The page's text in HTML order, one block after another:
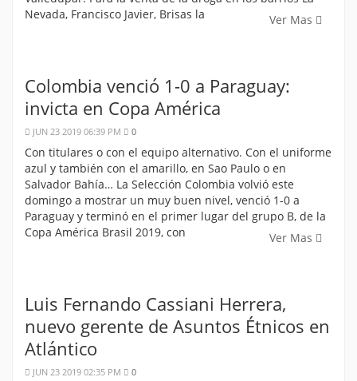
Nevada, Francisco Javier, Brisas la
Ver Mas
Colombia venció 1-0 a Paraguay:
invicta en Copa América
JUN 23 2019 06:39 PM 0
Con titulares o con el equipo alternativo. Con el uniforme
azul y también con el amarillo, en Sao Paulo o en
Salvador Bahía… La Selección Colombia volvió este
domingo a mostrar un muy buen nivel, venció 1-0 a
Paraguay y terminó en el primer lugar del grupo B, de la
Copa América Brasil 2019, con
Ver Mas
Luis Fernando Cassiani Herrera,
nuevo gerente de Asuntos Étnicos en
Atlántico
JUN 23 2019 02:35 PM 0